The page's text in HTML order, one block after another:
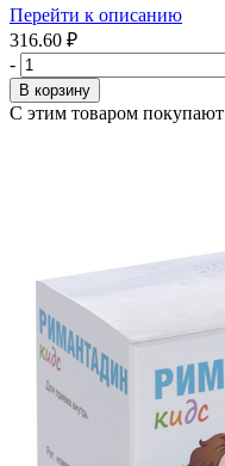
Перейти к описанию
316.60 ₽
-
В корзину
С этим товаром покупают